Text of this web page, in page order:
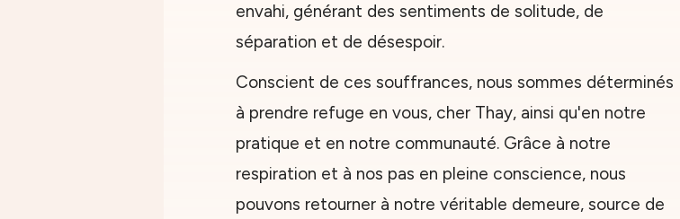
envahi, générant des sentiments de solitude, de
séparation et de désespoir.
Conscient de ces souffrances, nous sommes déterminés
à prendre refuge en vous, cher Thay, ainsi qu'en notre
pratique et en notre communauté. Grâce à notre
respiration et à nos pas en pleine conscience, nous
pouvons retourner à notre véritable demeure, source de